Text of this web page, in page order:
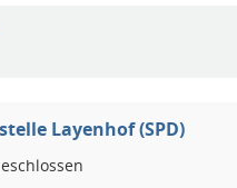
Layenhof (SPD)